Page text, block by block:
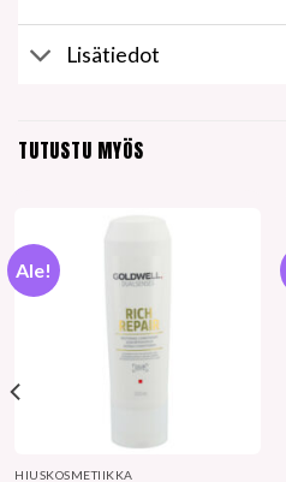
Lisätiedot
TUTUSTU MYÖS
Ale!
HIUSKOSMETIIKKA